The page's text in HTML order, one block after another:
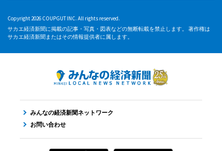
Copyright 2026 COUPGUT INC. All rights reserved.
サカエ経済新聞に掲載の記事・写真・図表などの無断転載を禁止します。 著作権は
サカエ経済新聞またはその情報提供者に属します。
みんなの経済新聞ネットワーク
お問い合わせ